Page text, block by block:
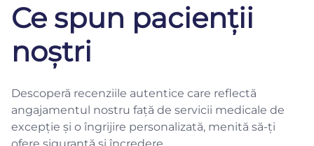
Ce spun pacienții
noștri
Descoperă recenziile autentice care reflectă
angajamentul nostru față de servicii medicale de
excepție și o îngrijire personalizată, menită să-ți